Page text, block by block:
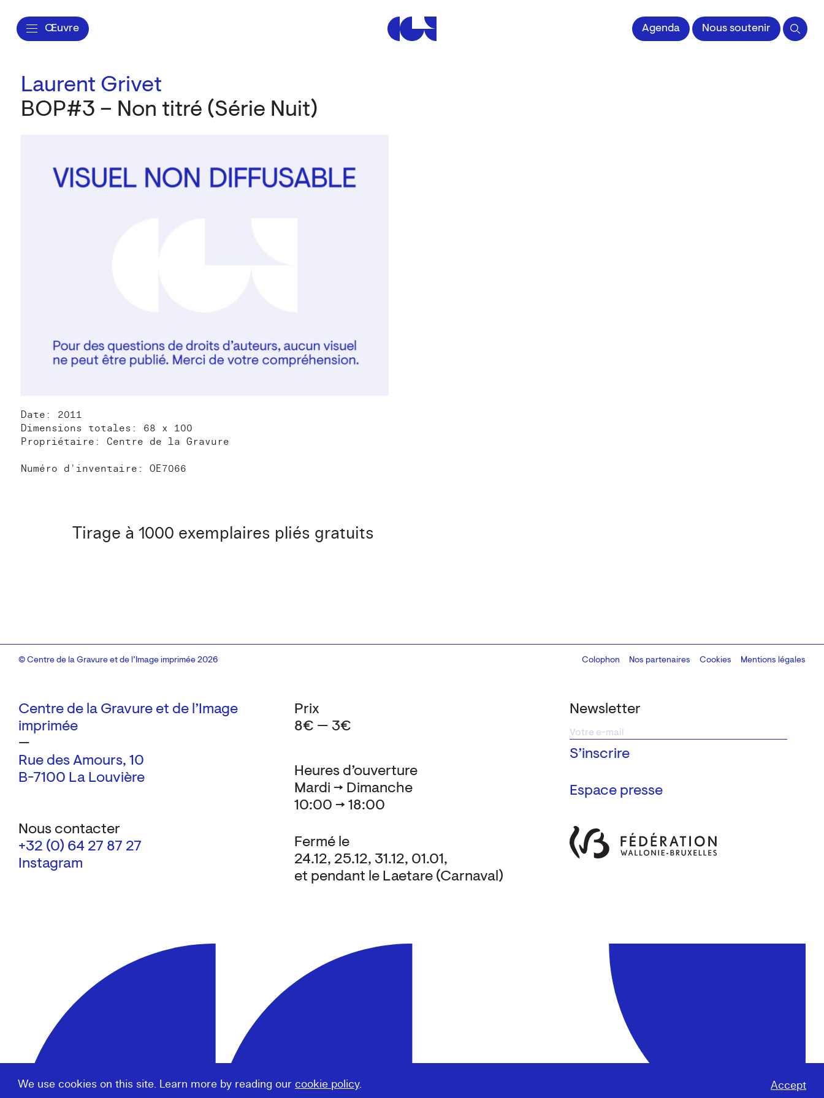
Œuvre Centre de la Gravure et de l'Image impriméeAgenda Nous soutenir
We use cookies on this site. Learn more by reading our cookie policy. Accept
Laurent Grivet
BOP#3 – Non titré (Série Nuit)
Date: 2011
Dimensions totales: 68 x 100
Propriétaire: Centre de la Gravure
Numéro d'inventaire: OE7066
Tirage à 1000 exemplaires pliés gratuits
Centre de la Gravure et de l’Image
imprimée
—
Rue des Amours, 10
B-7100 La Louvière
Nous contacter
+32 (0) 64 27 87 27
Instagram
Newsletter
Espace presse
Heures d’ouverture
Mardi → Dimanche
10:00 → 18:00
Fermé le
24.12, 25.12, 31.12, 01.01,
et pendant le Laetare (Carnaval)
Prix
8€ — 3€
© Centre de la Gravure et de l’Image imprimée 2026 Colophon
Design:Marcel Kaczmarek, code:8080.studio
Nos partenaires Cookies Mentions légales